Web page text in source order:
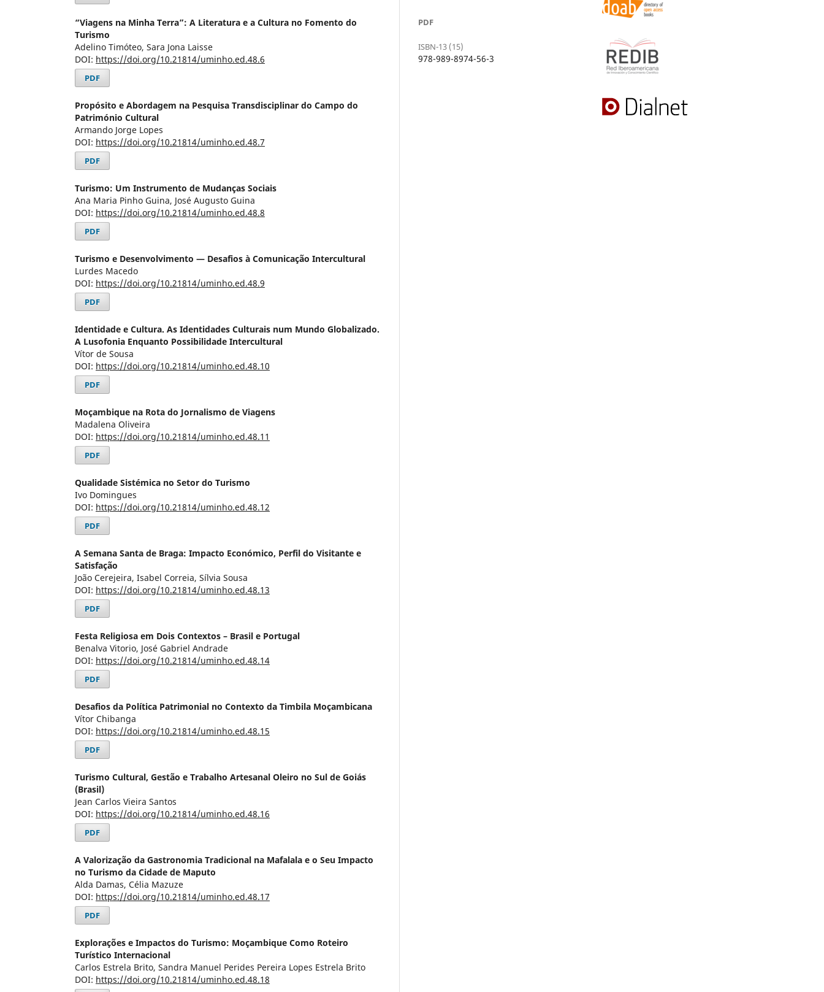
“Viagens na Minha Terra”: A Literatura e a Cultura no Fomento do
Turismo
Adelino Timóteo, Sara Jona Laisse
DOI: https://doi.org/10.21814/uminho.ed.48.6
PDF
Propósito e Abordagem na Pesquisa Transdisciplinar do Campo do
Património Cultural
Armando Jorge Lopes
DOI: https://doi.org/10.21814/uminho.ed.48.7
PDF
Turismo: Um Instrumento de Mudanças Sociais
Ana Maria Pinho Guina, José Augusto Guina
DOI: https://doi.org/10.21814/uminho.ed.48.8
PDF
Turismo e Desenvolvimento — Desafios à Comunicação Intercultural
Lurdes Macedo
DOI: https://doi.org/10.21814/uminho.ed.48.9
PDF
Identidade e Cultura. As Identidades Culturais num Mundo Globalizado.
A Lusofonia Enquanto Possibilidade Intercultural
Vítor de Sousa
DOI: https://doi.org/10.21814/uminho.ed.48.10
PDF
Moçambique na Rota do Jornalismo de Viagens
Madalena Oliveira
DOI: https://doi.org/10.21814/uminho.ed.48.11
PDF
Qualidade Sistémica no Setor do Turismo
Ivo Domingues
DOI: https://doi.org/10.21814/uminho.ed.48.12
PDF
A Semana Santa de Braga: Impacto Económico, Perfil do Visitante e
Satisfação
João Cerejeira, Isabel Correia, Sílvia Sousa
DOI: https://doi.org/10.21814/uminho.ed.48.13
PDF
Festa Religiosa em Dois Contextos – Brasil e Portugal
Benalva Vitorio, José Gabriel Andrade
DOI: https://doi.org/10.21814/uminho.ed.48.14
PDF
Desafios da Política Patrimonial no Contexto da Timbila Moçambicana
Vítor Chibanga
DOI: https://doi.org/10.21814/uminho.ed.48.15
PDF
Turismo Cultural, Gestão e Trabalho Artesanal Oleiro no Sul de Goiás
(Brasil)
Jean Carlos Vieira Santos
DOI: https://doi.org/10.21814/uminho.ed.48.16
PDF
A Valorização da Gastronomia Tradicional na Mafalala e o Seu Impacto
no Turismo da Cidade de Maputo
Alda Damas, Célia Mazuze
DOI: https://doi.org/10.21814/uminho.ed.48.17
PDF
Explorações e Impactos do Turismo: Moçambique Como Roteiro
Turístico Internacional
Carlos Estrela Brito, Sandra Manuel Perides Pereira Lopes Estrela Brito
DOI: https://doi.org/10.21814/uminho.ed.48.18
PDF
ISBN-13 (15)
978-989-8974-56-3